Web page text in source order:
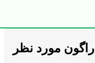
مورد نظر